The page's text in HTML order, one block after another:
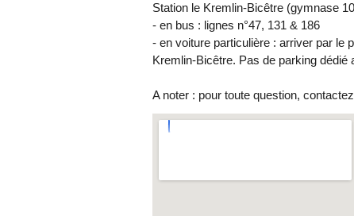
Station le Kremlin-Bicêtre (gymnase
- en bus : lignes n°47, 131 & 186
- en voiture particulière : arriver par le
Kremlin-Bicêtre. Pas de parking dédié
A noter : pour toute question,